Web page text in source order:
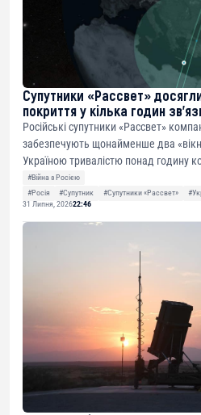
Супутники «Рассвет»
покриття у кілька годин
Російські супутники «Рассвет»
забезпечують щонайменше два
Україною тривалістю понад годину
#Війна з Росією
#Росія
#Супутник #Супутники «Рассвет»
31 Липня, 202622:46